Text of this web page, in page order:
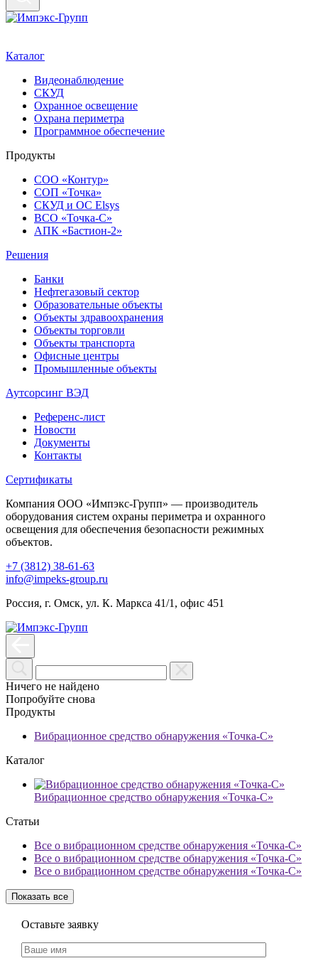
Каталог
Видеонаблюдение
СКУД
Охранное освещение
Охрана периметра
Программное обеспечение
Продукты
СОО «Контур»
СОП «Точка»
СКУД и ОС Elsys
ВСО «Точка-С»
АПК «Бастион-2»
Решения
Банки
Нефтегазовый сектор
Образовательные объекты
Объекты здравоохранения
Объекты торговли
Объекты транспорта
Офисные центры
Промышленные объекты
Аутсорсинг ВЭД
Референс-лист
Новости
Документы
Контакты
Сертификаты
Компания ООО «Импэкс-Групп» — производитель
оборудования систем охраны периметра и охранного
освещения для обеспечения безопасности режимных
объектов.
+7 (3812) 38-61-63
info@impeks-group.ru
Россия, г. Омск, ул. К. Маркса 41/1, офис 451
Ничего не найдено
Попробуйте снова
Продукты
Вибрационное средство обнаружения «Точка-С»
Каталог
Вибрационное средство обнаружения «Точка-С»
Статьи
Все о вибрационном средстве обнаружения «Точка-С»
Все о вибрационном средстве обнаружения «Точка-С»
Все о вибрационном средстве обнаружения «Точка-С»
Показать все
Оставьте заявку